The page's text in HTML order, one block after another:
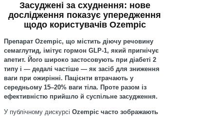
Засуджені за схуднення: нове
дослідження показує упередження
щодо користувачів Ozempic
Препарат Ozempic, що містить діючу речовину
семаглутид, імітує гормон GLP-1, який пригнічує
апетит. Його широко застосовують при діабеті 2
типу і — дедалі частіше — як засіб для зниження
ваги при ожирінні. Пацієнти втрачають у
середньому 15–20% ваги тіла. Проте разом із
ефективністю прийшло й суспільне засудження.
У публічному дискурсі Ozempic часто зображають